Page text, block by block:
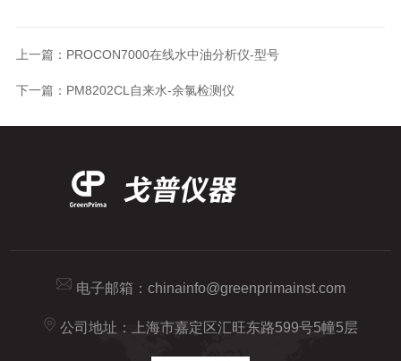
上一篇： PROCON7000在线水中油分析仪-型号
下一篇： PM8202CL自来水-余氯检测仪
电子邮箱： chinainfo@greenprimainst.com
公司地址：上海市嘉定区汇旺东路599号5幢5层